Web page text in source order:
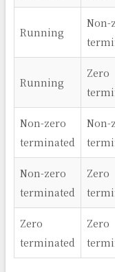
Running
Non-
Running
Zero
Non-zero
terminated
Non-
Non-zero
terminated
Zero
Zero
terminated
Zero